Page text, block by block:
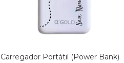
Carregador Portátil (Power Bank)